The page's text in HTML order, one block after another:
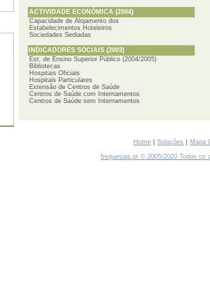
ACTIVIDADE ECONÓMICA (2004)
Capacidade de Alojamento dos
Estabelecimentos Hoteleiros
Sociedades Sediadas
INDICADORES SOCIAIS (2003)
Est. de Ensino Superior Público (2004/2005)
Bibliotecas
Hospitais Oficiais
Hospitais Particulares
Extensão de Centros de Saúde
Centros de Saúde com Internamentos
Centros de Saúde sem Internamentos
Home | Soluções | Mapa
freguesias.pt © 2005/2020 Todos os